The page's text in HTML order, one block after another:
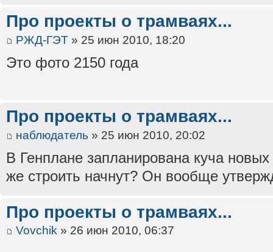
Про проекты о трамваях...
РЖД-ГЭТ » 25 июн 2010, 18:20
Это фото 2150 года
Про проекты о трамваях...
наблюдатель » 25 июн 2010, 20:02
В Генплане запланирована куча
же строить начнут? Он вообще
Про проекты о трамваях...
Vovchik » 26 июн 2010, 06:37